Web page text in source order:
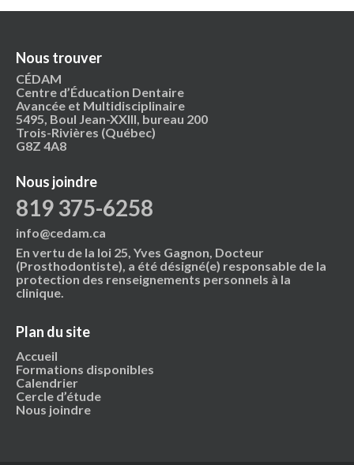
Nous trouver
CÉDAM
Centre d’Éducation Dentaire
Avancée et Multidisciplinaire
5495, Boul Jean-XXIII, bureau 200
Trois-Rivières (Québec)
G8Z 4A8
Nous joindre
819 375-6258
info@cedam.ca
En vertu de la loi 25, Yves Gagnon, Docteur
(Prosthodontiste), a été désigné(e) responsable de la
protection des renseignements personnels à la
clinique.
Plan du site
Accueil
Formations disponibles
Calendrier
Cercle d’étude
Nous joindre